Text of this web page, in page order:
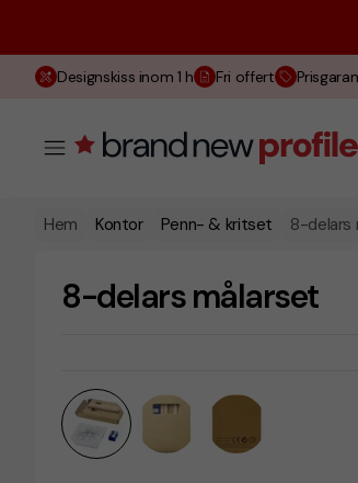
Designskiss inom 1 h Fri offert
Hem Kontor Penn- & kritset 8-delars
8-delars målarset